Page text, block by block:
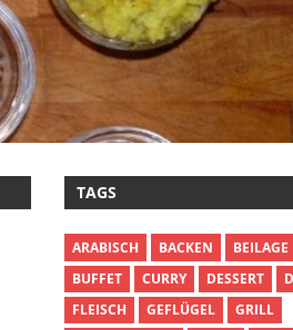
TAGS
ARABISCH BACKEN BEILAGE
BUFFET
CURRY DESSERT
FLEISCH
GEFLÜGEL
GRILL